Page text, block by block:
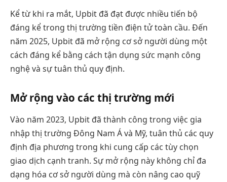
Kể từ khi ra mắt, Upbit đã đạt được nhiều tiến bộ
đáng kể trong thị trường tiền điện tử toàn cầu. Đến
năm 2025, Upbit đã mở rộng cơ sở người dùng một
cách đáng kể bằng cách tận dụng sức mạnh công
nghệ và sự tuân thủ quy định.
Mở rộng vào các thị trường mới
Vào năm 2023, Upbit đã thành công trong việc gia
nhập thị trường Đông Nam Á và Mỹ, tuân thủ các quy
định địa phương trong khi cung cấp các tùy chọn
giao dịch cạnh tranh. Sự mở rộng này không chỉ đa
dạng hóa cơ sở người dùng mà còn nâng cao quỹ